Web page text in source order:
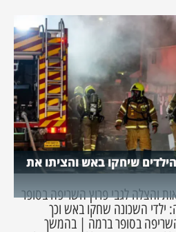
שיחקו באש והציתו את
והצלה לגבי פרוץ השריפה בסופר
השכונה שחקו באש וכך
בסופר ברמה | בהמשך